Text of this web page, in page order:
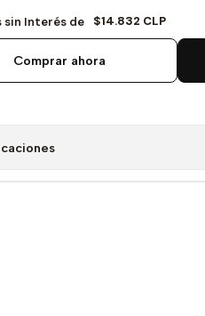
sin Interés de $14.832 CLP
Comprar ahora